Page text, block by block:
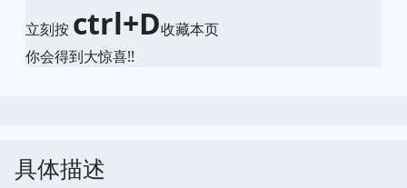
立刻按 ctrl+D收藏本页
你会得到大惊喜!!
具体描述